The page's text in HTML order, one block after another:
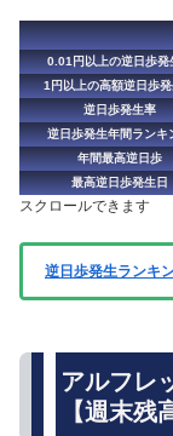
0.01円以上の逆日歩発
1円以上の高額逆日歩
逆日歩発生率
逆日歩発生年間ランキ
年間最高逆日歩
最高逆日歩発生日
スクロールできます
逆日歩発生ランキ
アルフレ
【週末残